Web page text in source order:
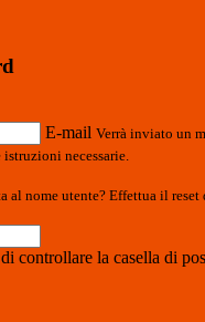
E-mail Verrà inviato un
necessarie.
al nome utente? Effettua il reset
controllare la casella di